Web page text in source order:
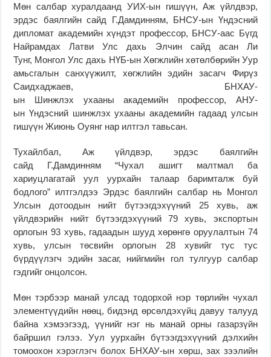
Мөн салбар хуралдаанд УИХ-ын гишүүн, Аж үйлдвэр,
эрдэс баялгийн сайд Г.Дамдинням, БНСУ-ын Үндэсний
дипломат академийн хүндэт профессор, БНСУ-аас Бүгд
Найрамдах Латви Улс дахь Элчин сайд асан Ли
Тунг, Монгол Улс дахь НҮБ-ын Хөгжлийн хөтөлбөрийн Уур
амьсгалын санхүүжилт, хөгжлийн эдийн засагч Фирүз
Саидхаджаев, БНХАУ-
ын Шинжлэх ухааны академийн профессор, АНУ-
ын Үндэсний шинжлэх ухааны академийн гадаад улсын
гишүүн Жиюнь Оуянг нар илтгэл тавьсан.
Тухайлбал, Аж үйлдвэр, эрдэс баялгийн
сайд Г.Дамдинням “Чухал ашигт малтмал ба
хариуцлагатай уул уурхайн талаар баримталж буй
бодлого” илтгэлдээ Эрдэс баялгийн салбар нь Монгол
Улсын дотоодын нийт бүтээгдэхүүний 25 хувь, аж
үйлдвэрийн нийт бүтээгдэхүүний 79 хувь, экспортын
орлогын 93 хувь, гадаадын шууд хөрөнгө оруулалтын 74
хувь, улсын төсвийн орлогын 28 хувийг тус тус
бүрдүүлэгч эдийн засаг, нийгмийн гол тулгуур салбар
гэдгийг онцолсон.
Мөн тэрбээр манай улсад тодорхой нэр төрлийн чухал
элементүүдийн нөөц, бидэнд өрсөлдэхүйц давуу талууд
байна хэмээгээд, үүнийг нэг нь манай орны газарзүйн
байршил гэлээ. Уул уурхайн бүтээгдэхүүний дэлхийн
томоохон хэрэглэгч болох БНХАУ-ын хөрш, зах зээлийн